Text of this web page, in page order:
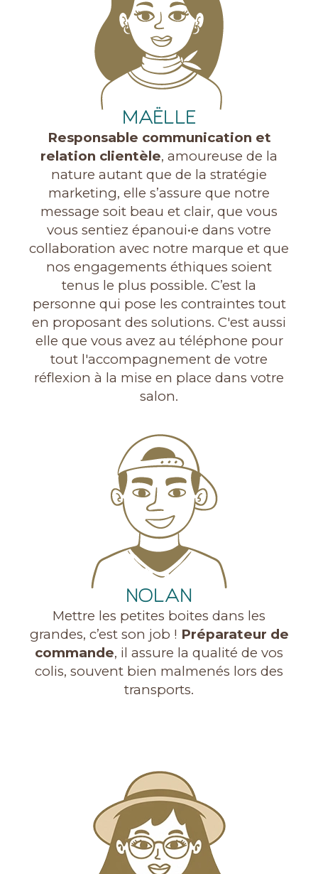
MAËLLE
Responsable communication et
relation clientèle, amoureuse de la
nature autant que de la stratégie
marketing, elle s’assure que notre
message soit beau et clair, que vous
vous sentiez épanoui•e dans votre
collaboration avec notre marque et que
nos engagements éthiques soient
tenus le plus possible. C’est la
personne qui pose les contraintes tout
en proposant des solutions. C'est aussi
elle que vous avez au téléphone pour
tout l'accompagnement de votre
réflexion à la mise en place dans votre
salon.
NOLAN
Mettre les petites boites dans les
grandes, c’est son job ! Préparateur de
commande, il assure la qualité de vos
colis, souvent bien malmenés lors des
transports.